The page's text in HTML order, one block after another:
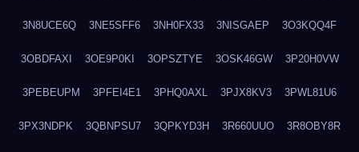
3N8UCE6Q 3NE5SFF6 3NH0FX33 3NISGAEP 3O3KQQ4F
3OBDFAXI 3OE9P0KI 3OPSZTYE 3OSK46GW 3P20H0VW
3PEBEUPM 3PFEI4E1 3PHQ0AXL 3PJX8KV3 3PWL81U6
3PX3NDPK 3QBNPSU7 3QPKYD3H 3R660UUO 3R8OBY8R